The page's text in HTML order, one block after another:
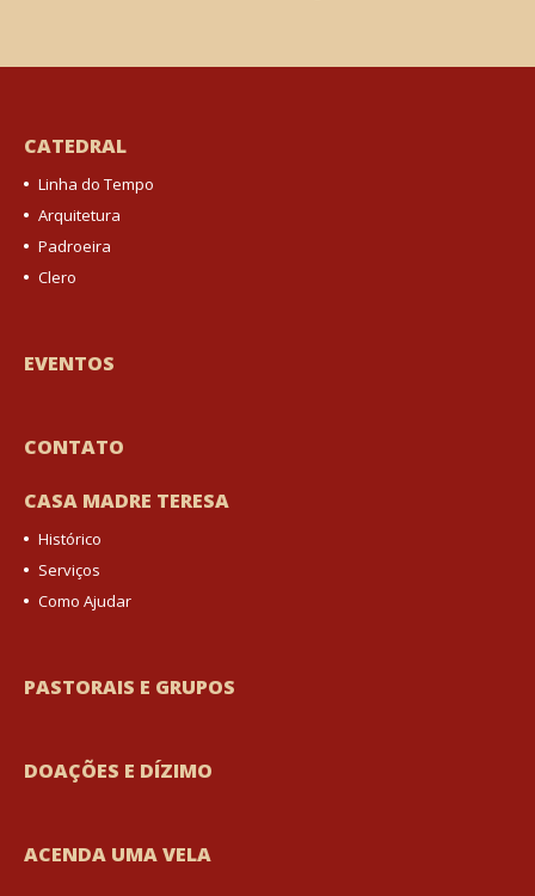
CATEDRAL
Linha do Tempo
Arquitetura
Padroeira
Clero
EVENTOS
CONTATO
CASA MADRE TERESA
Histórico
Serviços
Como Ajudar
PASTORAIS E GRUPOS
DOAÇÕES E DÍZIMO
ACENDA UMA VELA